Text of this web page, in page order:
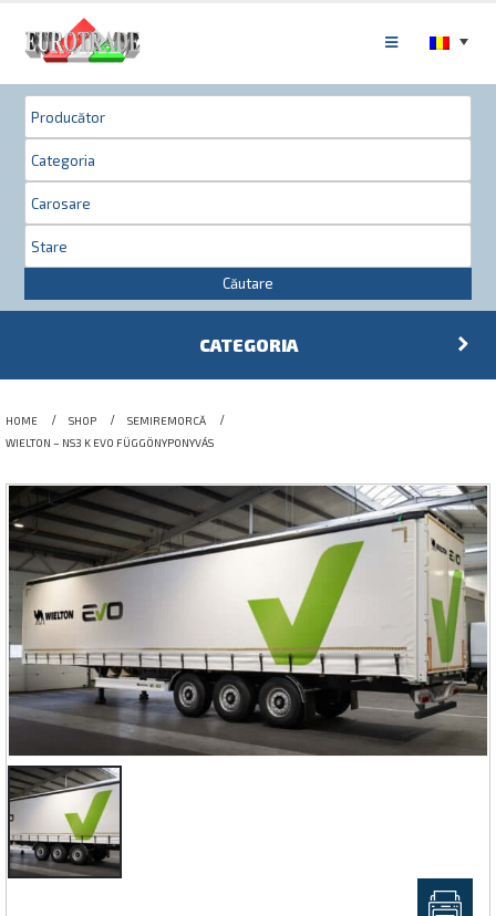
Căutare
CATEGORIA
HOME SHOP
SEMIREMORCĂ
WIELTON – NS3 K EVO FÜGGÖNYPONYVÁS